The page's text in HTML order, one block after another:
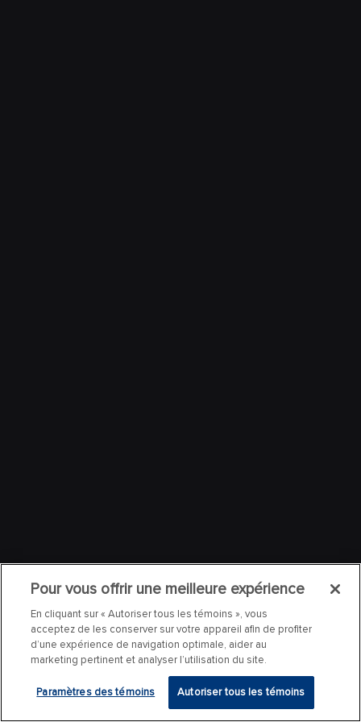
Pour vous offrir une meilleure expérience
En cliquant sur « Autoriser tous les témoins », vous
acceptez de les conserver sur votre appareil afin de profiter
d’une expérience de navigation optimale, aider au
marketing pertinent et analyser l’utilisation du site.
Paramètres des témoins Autoriser tous les témoins